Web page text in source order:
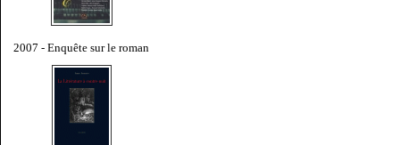
2007 - Enquête sur le roman